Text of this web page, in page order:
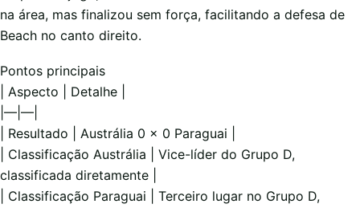
na área, mas finalizou sem força, facilitando a defesa de
Beach no canto direito.
Pontos principais
| Aspecto | Detalhe |
|—|—|
| Resultado | Austrália 0 x 0 Paraguai |
| Classificação Austrália | Vice-líder do Grupo D,
classificada diretamente |
| Classificação Paraguai | Terceiro lugar no Grupo D,